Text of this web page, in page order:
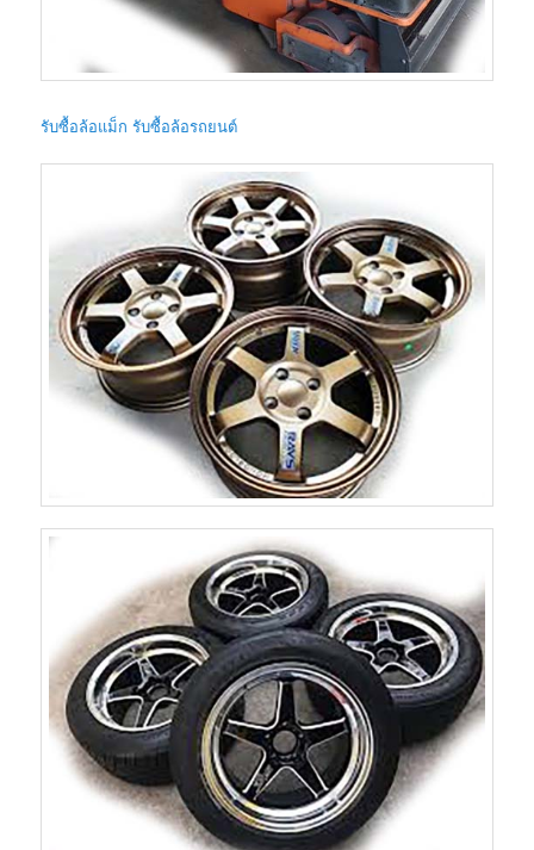
รับซื้อล้อแม็ก รับซื้อล้อรถยนต์